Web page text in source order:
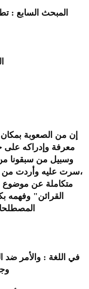
المبحث السابع :
إن من الصعوبة
معرفة وإدراكه على
وسبيل من سبقونا من
،سرت عليه وأردت من
متكاملة عن موضوع
القرائن" وفهمه